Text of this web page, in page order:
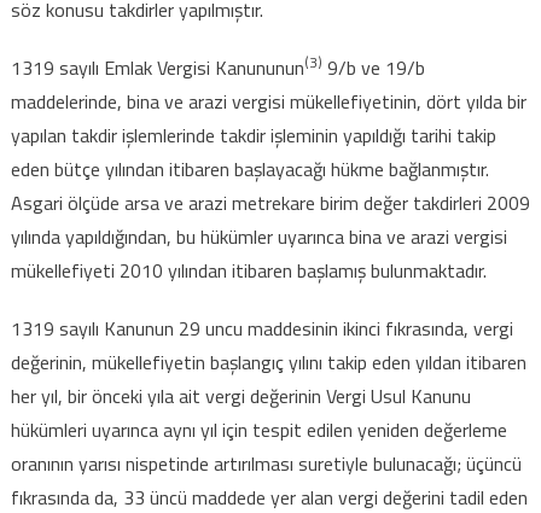
söz konusu takdirler yapılmıştır.
1319 sayılı Emlak Vergisi Kanununun(3) 9/b ve 19/b
maddelerinde, bina ve arazi vergisi mükellefiyetinin, dört yılda bir
yapılan takdir işlemlerinde takdir işleminin yapıldığı tarihi takip
eden bütçe yılından itibaren başlayacağı hükme bağlanmıştır.
Asgari ölçüde arsa ve arazi metrekare birim değer takdirleri 2009
yılında yapıldığından, bu hükümler uyarınca bina ve arazi vergisi
mükellefiyeti 2010 yılından itibaren başlamış bulunmaktadır.
1319 sayılı Kanunun 29 uncu maddesinin ikinci fıkrasında, vergi
değerinin, mükellefiyetin başlangıç yılını takip eden yıldan itibaren
her yıl, bir önceki yıla ait vergi değerinin Vergi Usul Kanunu
hükümleri uyarınca aynı yıl için tespit edilen yeniden değerleme
oranının yarısı nispetinde artırılması suretiyle bulunacağı; üçüncü
fıkrasında da, 33 üncü maddede yer alan vergi değerini tadil eden